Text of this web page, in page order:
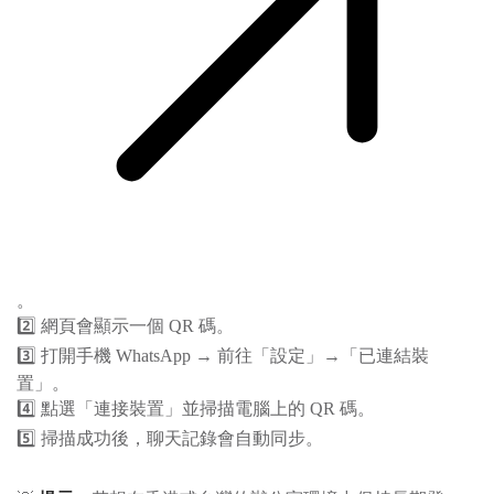
。
2️⃣ 網頁會顯示一個 QR 碼。
3️⃣ 打開手機 WhatsApp → 前往「設定」→「已連結裝
置」。
4️⃣ 點選「連接裝置」並掃描電腦上的 QR 碼。
5️⃣ 掃描成功後，聊天記錄會自動同步。